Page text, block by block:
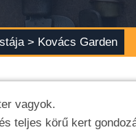
> Kovács Garden
vagyok.
teljes körű kert